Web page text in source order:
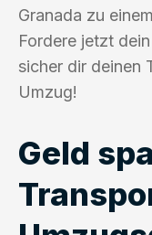
Granada zu
Fordere jetzt
sicher dir deinen
Umzug!
Geld